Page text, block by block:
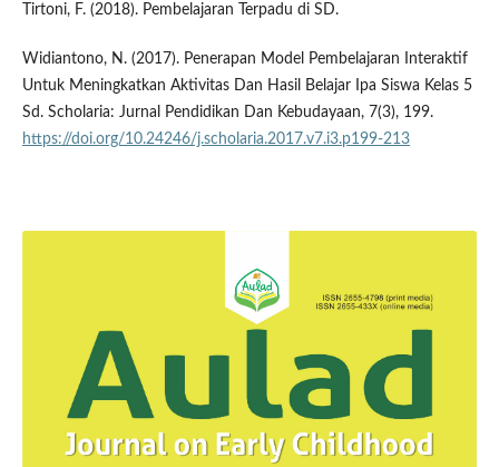
Tirtoni, F. (2018). Pembelajaran Terpadu di SD.
Widiantono, N. (2017). Penerapan Model Pembelajaran Interaktif
Untuk Meningkatkan Aktivitas Dan Hasil Belajar Ipa Siswa Kelas 5
Sd. Scholaria: Jurnal Pendidikan Dan Kebudayaan, 7(3), 199.
https://doi.org/10.24246/j.scholaria.2017.v7.i3.p199-213